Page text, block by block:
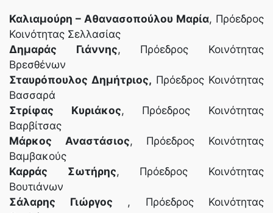
Καλιαμούρη – Αθανασοπούλου Μαρία, Πρόεδρος
Κοινότητας Σελλασίας
Δημαράς Γιάννης, Πρόεδρος Κοινότητας
Βρεσθένων
Σταυρόπουλος Δημήτριος, Πρόεδρος Κοινότητας
Βασσαρά
Στρίφας Κυριάκος, Πρόεδρος Κοινότητας
Βαρβίτσας
Μάρκος Αναστάσιος, Πρόεδρος Κοινότητας
Βαμβακούς
Καρράς Σωτήρης, Πρόεδρος Κοινότητας
Βουτιάνων
Σάλαρης Γιώργος , Πρόεδρος Κοινότητας